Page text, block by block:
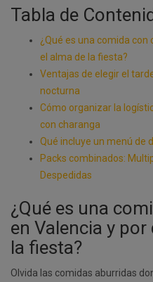
Tabla de
¿Qué es una comida con
el alma de la fiesta?
Ventajas de elegir el
nocturna
Cómo organizar la
con charanga
Qué incluye un menú de
Packs combinados:
Despedidas
¿Qué es una
en Valencia y por
la fiesta?
Olvida las comidas aburridas